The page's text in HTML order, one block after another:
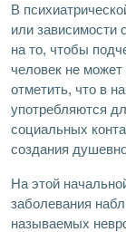
В
или зависимости
на то, чтобы
человек не
отметить, что в
употребляются
социальных
создания
На этой
заболевания
называемых